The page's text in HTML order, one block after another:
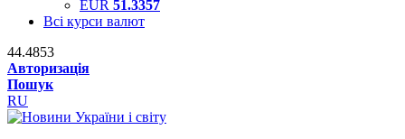
EUR 51.3357
Всі курси валют
44.4853
Авторизація
Пошук
RU